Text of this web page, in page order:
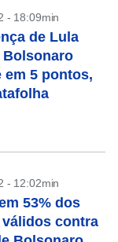
- 18:09min
de Lula
Bolsonaro
em 5 pontos,
- 12:02min
53% dos
contra